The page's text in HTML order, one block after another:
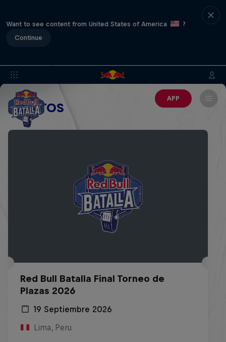
Want to see content from United States of America
?
Continue
APP
EVENTOS
Red Bull Batalla Final Torneo de
Plazas 2026
19 Septiembre 2026
Lima, Peru